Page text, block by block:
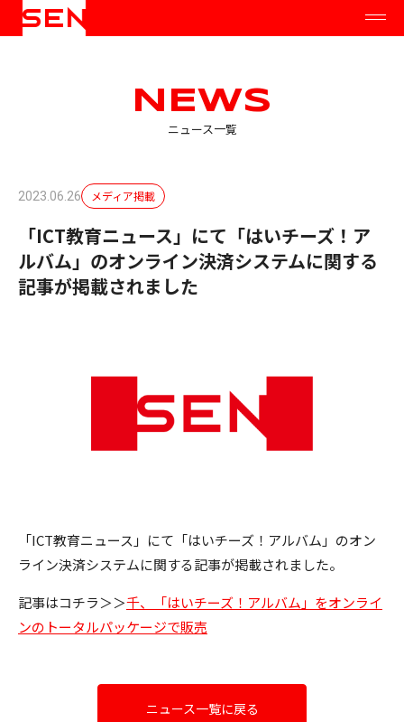
NEWS
ニュース一覧
2023.06.26 メディア掲載
「ICT教育ニュース」にて「はいチーズ！ア
ルバム」のオンライン決済システムに関する
記事が掲載されました
「ICT教育ニュース」にて「はいチーズ！アルバム」のオン
ライン決済システムに関する記事が掲載されました。
記事はコチラ＞＞千、「はいチーズ！アルバム」をオンライ
ンのトータルパッケージで販売
ニュース一覧に戻る